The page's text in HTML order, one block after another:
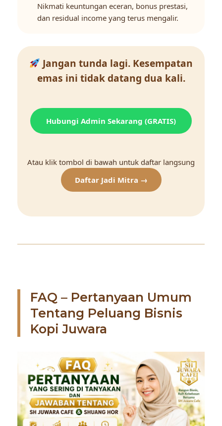
Nikmati keuntungan eceran, bonus prestasi,
dan residual income yang terus mengalir.
Jangan tunda lagi. Kesempatan
emas ini tidak datang dua kali.
Hubungi Admin Sekarang (GRATIS)
Atau klik tombol di bawah untuk daftar langsung
Daftar Jadi Mitra →
FAQ – Pertanyaan Umum
Tentang Peluang Bisnis
Kopi Juwara